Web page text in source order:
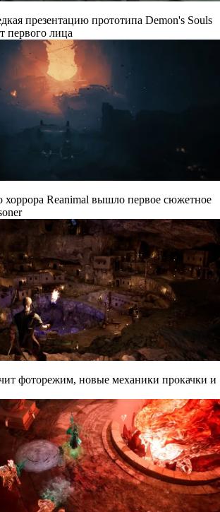
презентацию прототипа Demon's Souls
первого лица
хоррора Reanimal вышло первое сюжетное
фоторежим, новые механики прокачки и